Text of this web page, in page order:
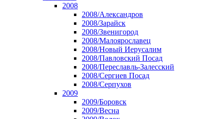
2008
2008/Александров
2008/Зарайск
2008/Звенигород
2008/Малоярославец
2008/Новый Иерусалим
2008/Павловский Посад
2008/Переславль-Залесский
2008/Сергиев Посад
2008/Серпухов
2009
2009/Боровск
2009/Весна